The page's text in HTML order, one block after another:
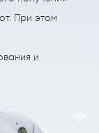
СТАТЬИ
При этом
и